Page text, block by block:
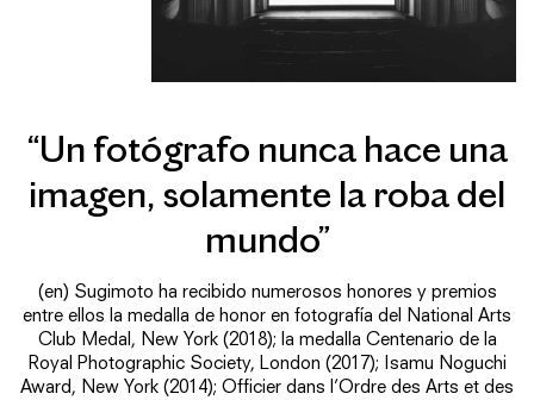
“Un fotógrafo nunca hace una
imagen, solamente la roba del
mundo”
(en) Sugimoto ha recibido numerosos honores y premios
entre ellos la medalla de honor en fotografía del National Arts
Club Medal, New York (2018); la medalla Centenario de la
Royal Photographic Society, London (2017); Isamu Noguchi
Award, New York (2014); Officier dans l’Ordre des Arts et des